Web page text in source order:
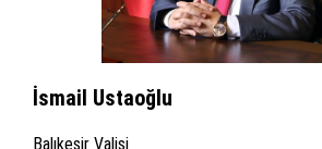
İsmail Ustaoğlu
Balıkesir Valisi